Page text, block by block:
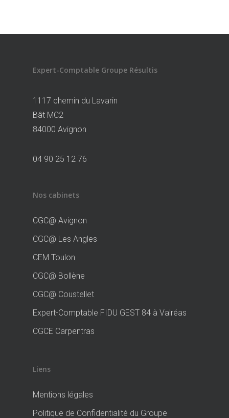
Expert-Comptable Groupe Résultis
1117 chemin du Lavarin
Bât MC2
84000 Avignon
04 90 25 12 76
Nos cabinets
CGC@ Avignon
CGC@ Les Angles
CEM Toulon
CGC@ Bollène
CGC@ Coustellet
Expert-Comptable FIDU GEST 84 à Valréas
CGCE Carpentras
Liens
Mentions légales
Politique de Confidentialité du Groupe